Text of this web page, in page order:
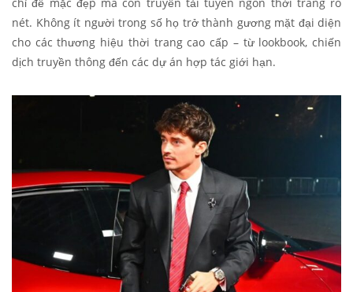
nét. Không ít người trong số họ trở thành gương mặt đại diện
cho các thương hiệu thời trang cao cấp – từ lookbook, chiến
dịch truyền thông đến các dự án hợp tác giới hạn.